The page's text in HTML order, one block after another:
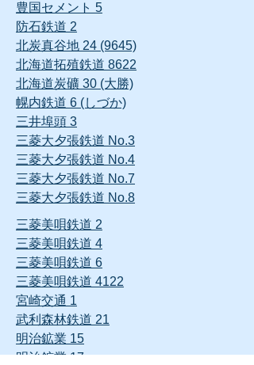
豊国セメント 5
防石鉄道 2
北炭真谷地 24 (9645)
北海道拓殖鉄道 8622
北海道炭礦 30 (大勝)
幌内鉄道 6 (しづか)
三井埠頭 3
三菱大夕張鉄道 No.3
三菱大夕張鉄道 No.4
三菱大夕張鉄道 No.7
三菱大夕張鉄道 No.8
三菱美唄鉄道 2
三菱美唄鉄道 4
三菱美唄鉄道 6
三菱美唄鉄道 4122
宮崎交通 1
武利森林鉄道 21
明治鉱業 15
明治鉱業 17